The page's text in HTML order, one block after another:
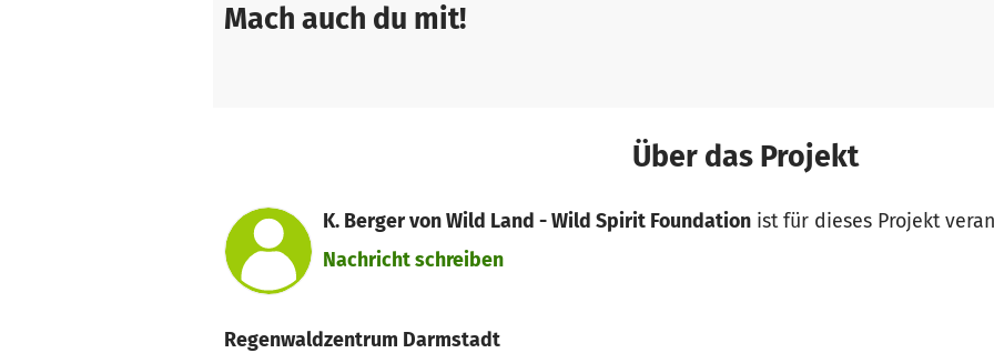
Mach auch du mit!
Über das Projekt
K. Berger von Wild Land - Wild Spirit Foundationist für dieses Projekt
Nachricht schreiben
Regenwaldzentrum Darmstadt